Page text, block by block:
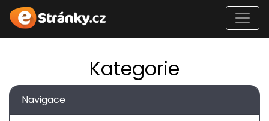
Kategorie
Navigace